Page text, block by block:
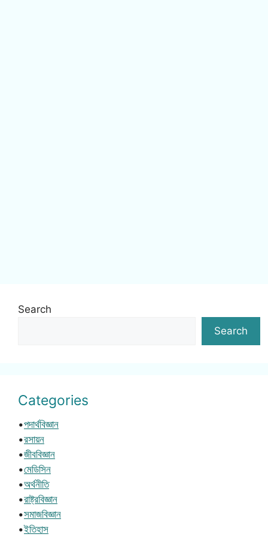
Search
Search
Categories
•পদার্থবিজ্ঞান
•রসায়ন
•জীববিজ্ঞান
•মেডিসিন
•অর্থনীতি
•রাষ্ট্রবিজ্ঞান
•সমাজবিজ্ঞান
•ইতিহাস